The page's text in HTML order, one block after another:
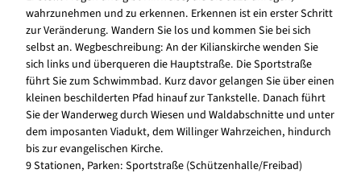
wahrzunehmen und zu erkennen. Erkennen ist ein erster Schritt
zur Veränderung. Wandern Sie los und kommen Sie bei sich
selbst an. Wegbeschreibung: An der Kilianskirche wenden Sie
sich links und überqueren die Hauptstraße. Die Sportstraße
führt Sie zum Schwimmbad. Kurz davor gelangen Sie über einen
kleinen beschilderten Pfad hinauf zur Tankstelle. Danach führt
Sie der Wanderweg durch Wiesen und Waldabschnitte und unter
dem imposanten Viadukt, dem Willinger Wahrzeichen, hindurch
bis zur evangelischen Kirche.
9 Stationen, Parken: Sportstraße (Schützenhalle/Freibad)